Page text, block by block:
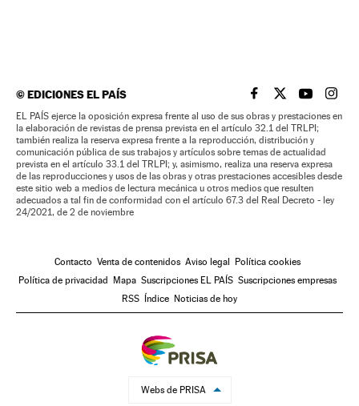
©EDICIONES EL PAÍS EL PAÍS BRASIL EN
EL PAÍSEL PAÍS
EL
EL PAÍS ejerce la oposición expresa frente al uso de sus obras y prestaciones en
la elaboración de revistas de prensa prevista en el artículo 32.1 del TRLPI;
también realiza la reserva expresa frente a la reproducción, distribución y
comunicación pública de sus trabajos y artículos sobre temas de actualidad
prevista en el artículo 33.1 del TRLPI; y, asimismo, realiza una reserva expresa
de las reproducciones y usos de las obras y otras prestaciones accesibles desde
este sitio web a medios de lectura mecánica u otros medios que resulten
adecuados a tal fin de conformidad con el artículo 67.3 del Real Decreto - ley
24/2021, de 2 de noviembre
Contacto Venta de contenidos Aviso legal Política cookies
Política de privacidad Mapa Suscripciones EL PAÍS Suscripciones empresas
RSS Índice Noticias de hoy
Webs de PRISA